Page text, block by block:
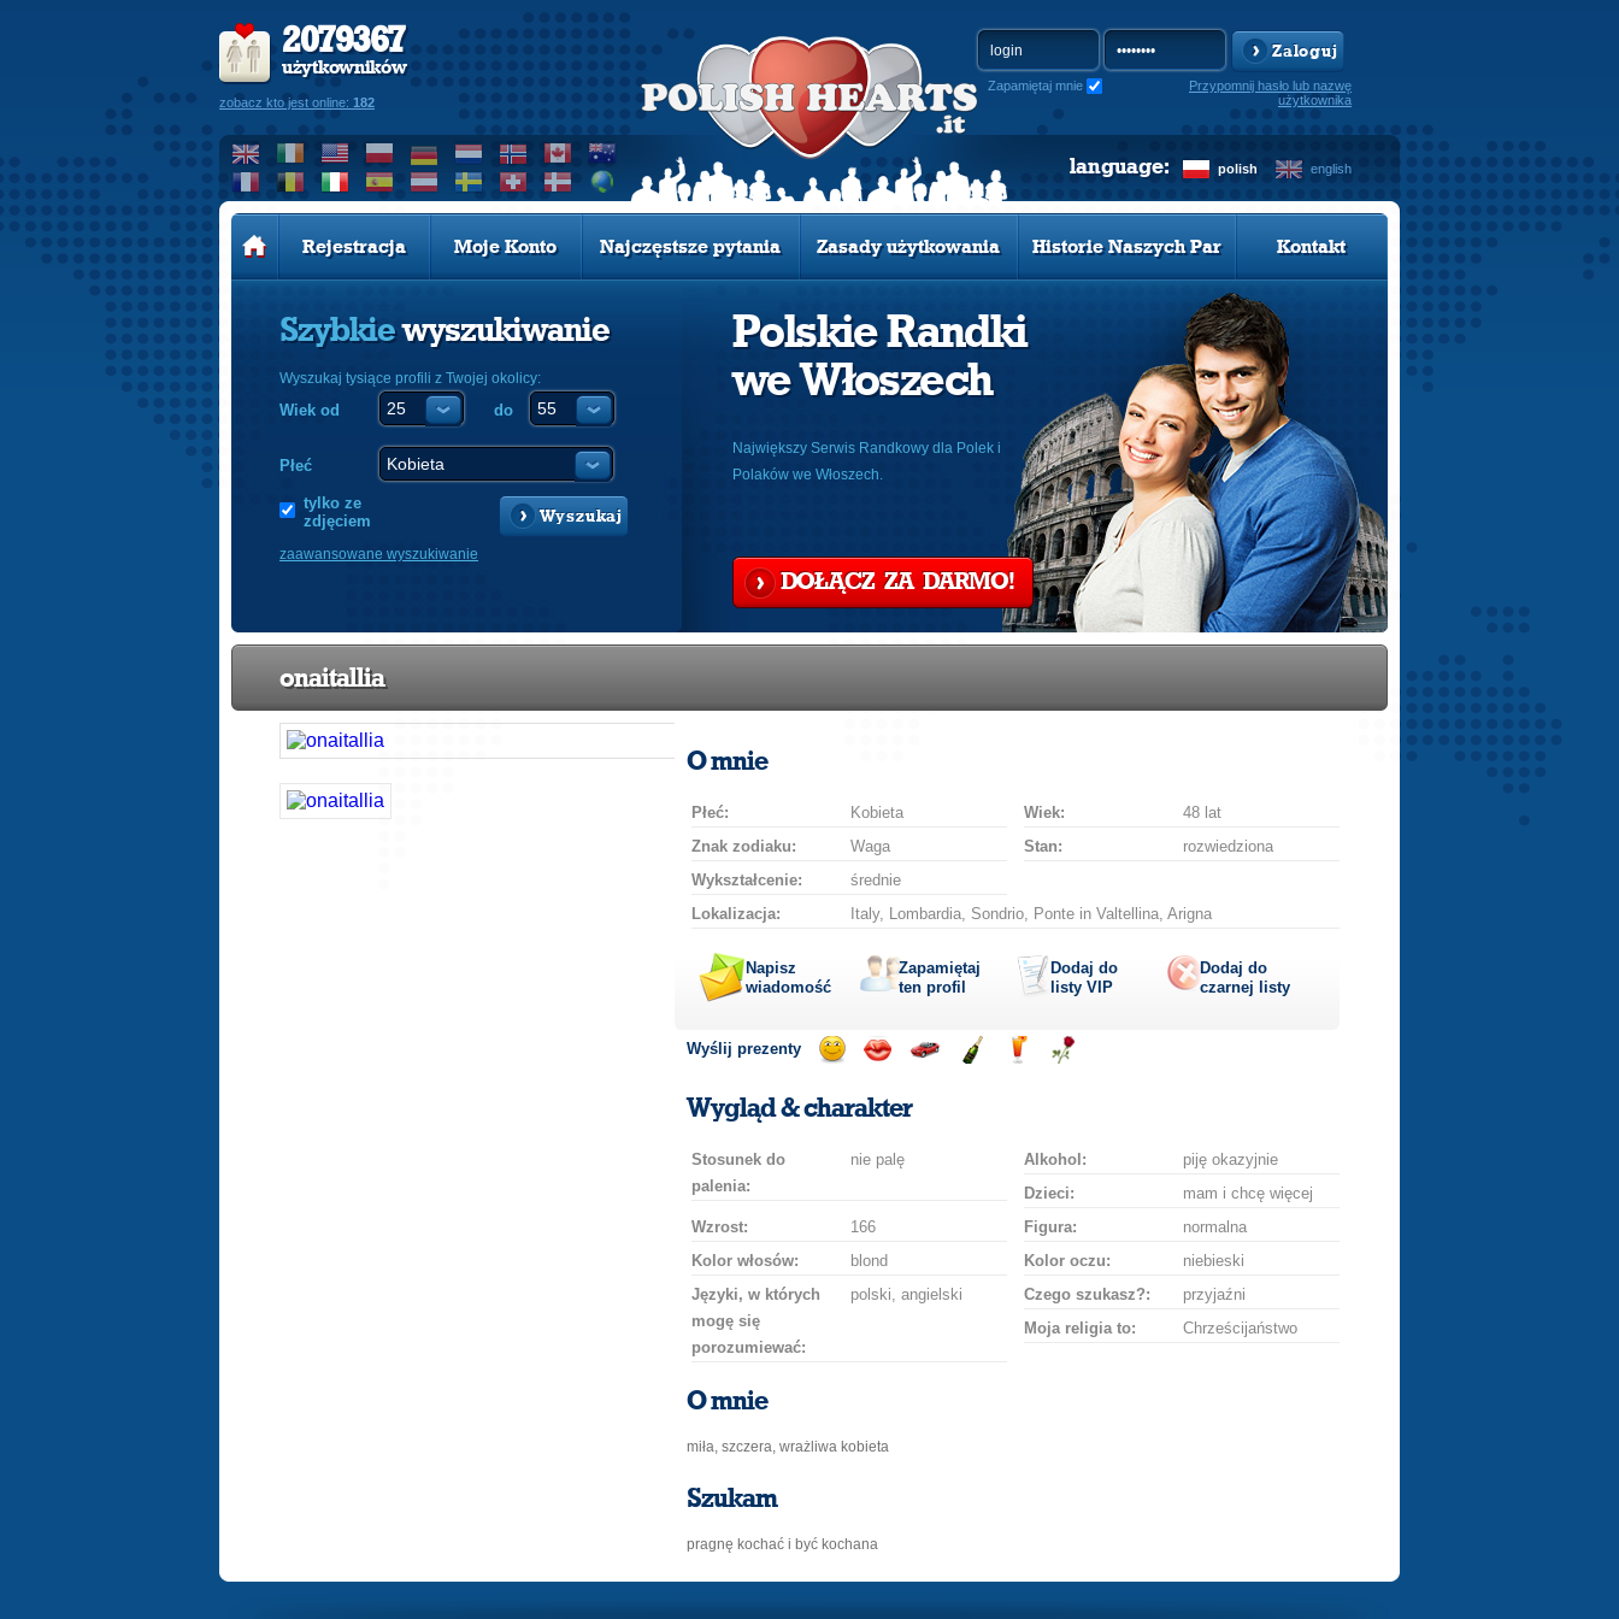
2079367
użytkowników
zobacz kto jest online: 182
Zaloguj
Zapamiętaj mnie
Przypomnij hasło lub nazwę
użytkownika
polish english
language:
Rejestracja Moje Konto Najczęstsze pytania Zasady użytkowania Historie Naszych Par Kontakt
Szybkiewyszukiwanie
Wyszukaj tysiące profili z Twojej okolicy:
Wiek od do
Płeć
tylko ze
zdjęciem
Wyszukaj
zaawansowane wyszukiwanie
Polskie Randki
we Włoszech
Największy Serwis Randkowy dla Polek i
Polaków we Włoszech.
DOŁĄCZ ZA DARMO!
onaitallia
O mnie
Płeć: Kobieta Wiek:
48 lat
Znak zodiaku:
Waga Stan:
rozwiedziona
Wykształcenie:
średnie
Lokalizacja:
Italy, Lombardia, Sondrio, Ponte in Valtellina, Arigna
Napisz
wiadomość
Zapamiętaj
ten profil
Dodaj do
listy VIP
Dodaj do
czarnej listy
Wyślij prezenty
uśmiechbuziaka
Wygląd & charakter
Stosunek do
palenia:
nie palę Alkohol:
piję okazyjnie
Dzieci:
mam i chcę więcej
Wzrost:
166 Figura:
normalna
Kolor włosów:
blond Kolor oczu:
niebieski
Języki, w których
mogę się
porozumiewać:
polski, angielski Czego szukasz?:
przyjaźni
Moja religia to:
Chrześcijaństwo
O mnie
miła, szczera, wrażliwa kobieta
Szukam
pragnę kochać i być kochana